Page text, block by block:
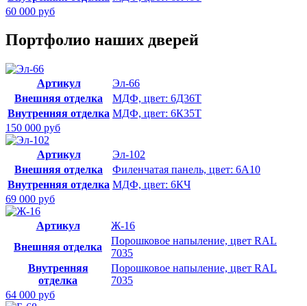
60 000 руб
Портфолио наших дверей
Артикул
Эл-66
Внешняя отделка
МДФ, цвет: 6Д36Т
Внутренняя отделка МДФ, цвет: 6К35Т
150 000 руб
Артикул
Эл-102
Внешняя отделка
Филенчатая панель, цвет: 6А10
Внутренняя отделка МДФ, цвет: 6КЧ
69 000 руб
Артикул
Ж-16
Внешняя отделка
Порошковое напыление, цвет RAL
7035
Внутренняя
отделка
Порошковое напыление, цвет RAL
7035
64 000 руб